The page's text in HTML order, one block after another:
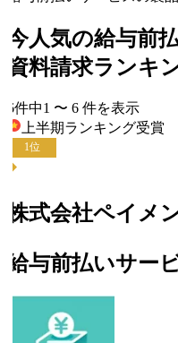
人気の給与前払
料請求ランキン
件中1〜6件を表示
上半期ランキング受賞
位
式会社ペイメン
与前払いサー